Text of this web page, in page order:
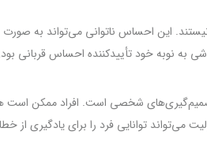
نیستند. این احساس ناتوانی می‌تواند به
به نوبه خود تأییدکننده احساس قربانی
شخصی است. افراد ممکن است
توانایی فرد را برای یادگیری از